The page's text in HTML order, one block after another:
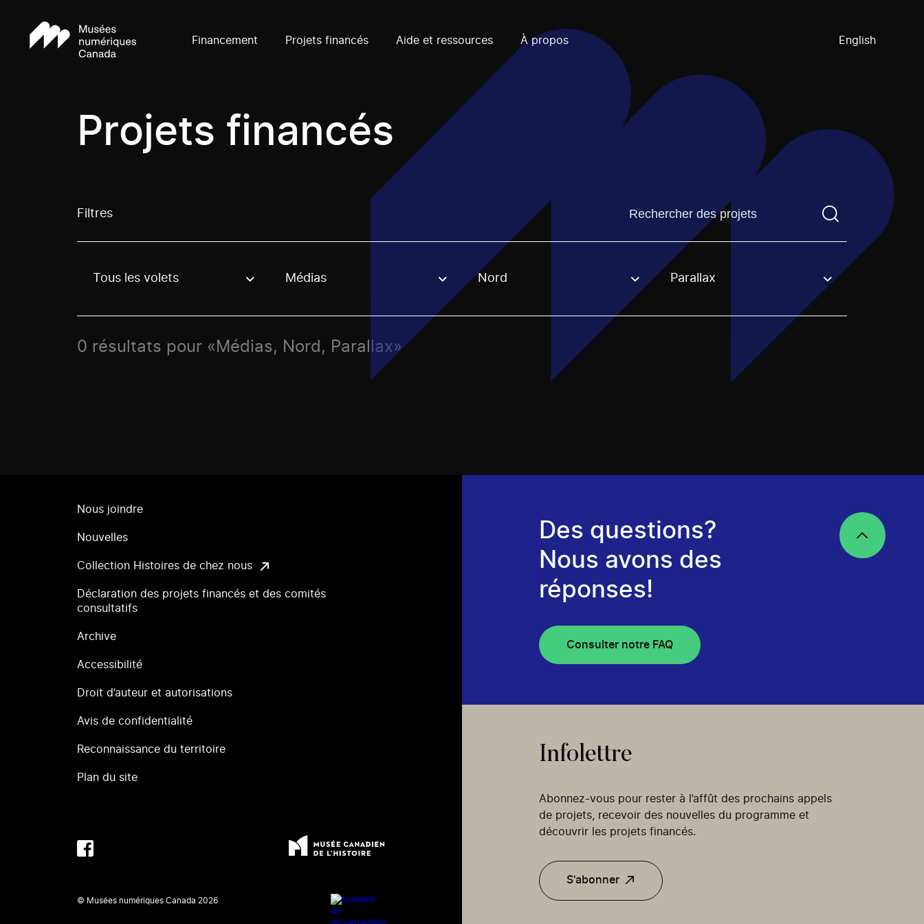
Financement Projets financés Aide et ressources À propos English
Projets financés
Filtres Trouvez un projetVous devez saisir un terme de
Use these options to filter projects by topic, stream or regon. The filter will be applied when selecting an option.
Tous les volets Médias Nord Parallax
0 résultats pour «Médias, Nord, Parallax»
Nous joindre
Nouvelles
Collection Histoires de chez nous
Déclaration des projets financés et des comités
consultatifs
Archive
Accessibilité
Droit d’auteur et autorisations
Avis de confidentialité
Reconnaissance du territoire
Plan du site
© Musées numériques Canada 2026
Des questions?
Nous avons des
réponses!
Consulter notre FAQ
Infolettre
Abonnez-vous pour rester à l’affût des prochains appels
de projets, recevoir des nouvelles du programme et
découvrir les projets financés.
S'abonner